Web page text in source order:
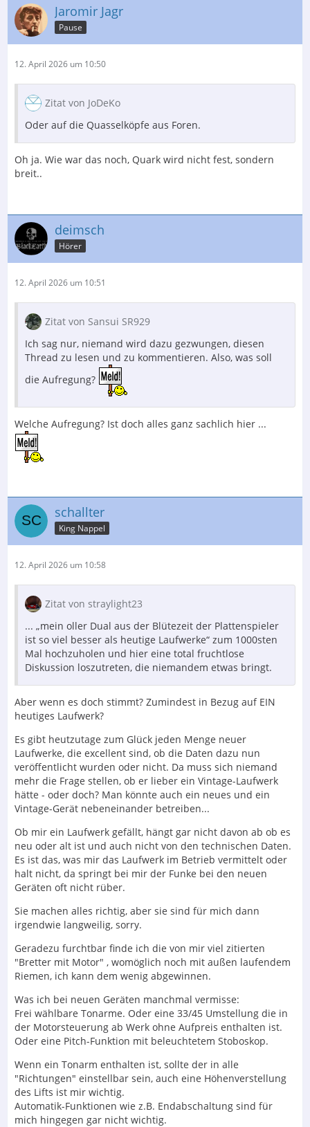
Jaromir Jagr
Pause
12. April 2026 um 10:50
Zitat von JoDeKo
Oder auf die Quasselköpfe aus Foren.
Oh ja. Wie war das noch, Quark wird nicht fest, sondern
breit..
deimsch
Hörer
12. April 2026 um 10:51
Zitat von Sansui SR929
Ich sag nur, niemand wird dazu gezwungen, diesen
Thread zu lesen und zu kommentieren. Also, was soll
die Aufregung?
Welche Aufregung? Ist doch alles ganz sachlich hier ...
schallter
King Nappel
12. April 2026 um 10:58
Zitat von straylight23
... „mein oller Dual aus der Blütezeit der Plattenspieler
ist so viel besser als heutige Laufwerke“ zum 1000sten
Mal hochzuholen und hier eine total fruchtlose
Diskussion loszutreten, die niemandem etwas bringt.
Aber wenn es doch stimmt? Zumindest in Bezug auf EIN
heutiges Laufwerk?
Es gibt heutzutage zum Glück jeden Menge neuer
Laufwerke, die excellent sind, ob die Daten dazu nun
veröffentlicht wurden oder nicht. Da muss sich niemand
mehr die Frage stellen, ob er lieber ein Vintage-Laufwerk
hätte - oder doch? Man könnte auch ein neues und ein
Vintage-Gerät nebeneinander betreiben...
Ob mir ein Laufwerk gefällt, hängt gar nicht davon ab ob es
neu oder alt ist und auch nicht von den technischen Daten.
Es ist das, was mir das Laufwerk im Betrieb vermittelt oder
halt nicht, da springt bei mir der Funke bei den neuen
Geräten oft nicht rüber.
Sie machen alles richtig, aber sie sind für mich dann
irgendwie langweilig, sorry.
Geradezu furchtbar finde ich die von mir viel zitierten
"Bretter mit Motor" , womöglich noch mit außen laufendem
Riemen, ich kann dem wenig abgewinnen.
Was ich bei neuen Geräten manchmal vermisse:
Frei wählbare Tonarme. Oder eine 33/45 Umstellung die in
der Motorsteuerung ab Werk ohne Aufpreis enthalten ist.
Oder eine Pitch-Funktion mit beleuchtetem Stoboskop.
Wenn ein Tonarm enthalten ist, sollte der in alle
"Richtungen" einstellbar sein, auch eine Höhenverstellung
des Lifts ist mir wichtig.
Automatik-Funktionen wie z.B. Endabschaltung sind für
mich hingegen gar nicht wichtig.